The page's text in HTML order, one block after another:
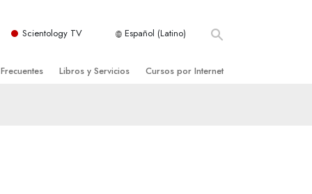
Scientology TV Español (Latino)
Libros y Servicios Cursos por Internet